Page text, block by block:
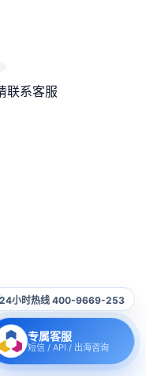
联系客服
24小时热线 400-9669-253
专属客服
短信 / API / 出海咨询